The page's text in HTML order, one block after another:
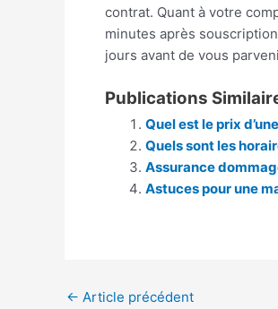
contrat. Quant à votre
minutes après
jours avant de vous
Publications
Quel est le prix
Quels sont les
Assurance
Astuces pour une
Navigation
← Article précédent